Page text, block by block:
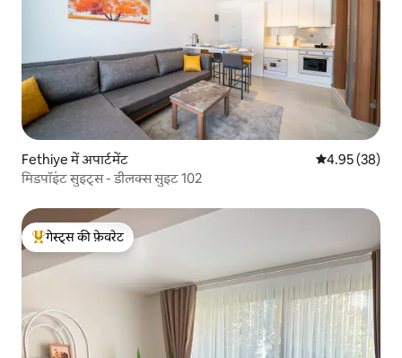
Fethiye में अपार्टमेंट औसत रेटिंग 5 में
4.95 (38)
मिडपॉइंट सुइट्स - डीलक्स सुइट 102
गेस्ट्स का टॉप फ़ेवरेट
गेस्ट्स की फ़ेवरेट